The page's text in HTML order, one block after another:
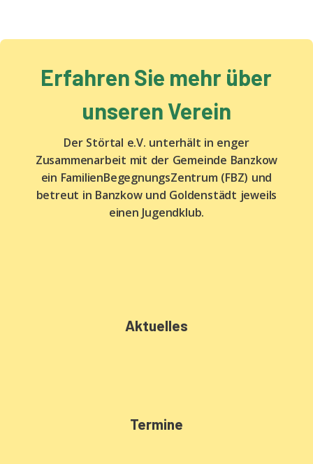
Erfahren Sie mehr über
unseren Verein
Der Störtal e.V. unterhält in enger
Zusammenarbeit mit der Gemeinde Banzkow
ein FamilienBegegnungsZentrum (FBZ) und
betreut in Banzkow und Goldenstädt jeweils
einen Jugendklub.
Aktuelles
Termine